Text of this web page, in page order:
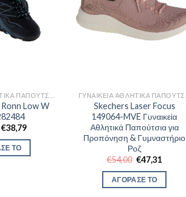
Low W
Original
price
was:
€44,00.
€38,79Η
τιμή
ΤΟ
Skechers Laser Focus
149064-MVE Γυναικεία
Αθλητικά Παπούτσια για
Προπόνηση & Γυμναστήριο
Ροζ
€54,00 Original
price
was:
€54,00.
€47,31
τιμή
ΑΓΟΡΑΣΕ ΤΟ